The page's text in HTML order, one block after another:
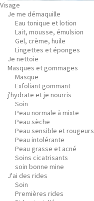
Visage
Je me démaquille
Eau tonique et lotion
Lait, mousse, émulsion
Gel, crème, huile
Lingettes et éponges
Je nettoie
Masques et gommages
Masque
Exfoliant gommant
j'hydrate et je nourris
Soin
Peau normale à mixte
Peau sèche
Peau sensible et rougeurs
Peau intolérante
Peau grasse et acné
Soins cicatrisants
soin bonne mine
J'ai des rides
Soin
Premières rides